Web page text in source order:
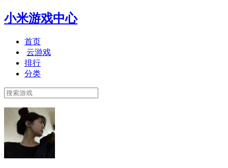
小米游戏中心
首页
云游戏
排行
分类